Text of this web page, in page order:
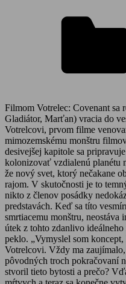
Filmom Votrelec: Covenant sa
Gladiátor, Marťan) vracia do
Votrelcovi, prvom filme
mimozemskému monštru
desivejšej kapitole sa
kolonizovať vzdialenú planétu
že nový svet, ktorý nečakane
rajom. V skutočnosti je to
nikto z členov posádky
predstavách. Keď sa títo
smrtiacemu monštru,
útek z tohto zdanlivo ideálneho
peklo. „Vymyslel som
Votrelcovi. Vždy ma
pôvodných troch pokračovaní
stvoril tieto bytosti a prečo?